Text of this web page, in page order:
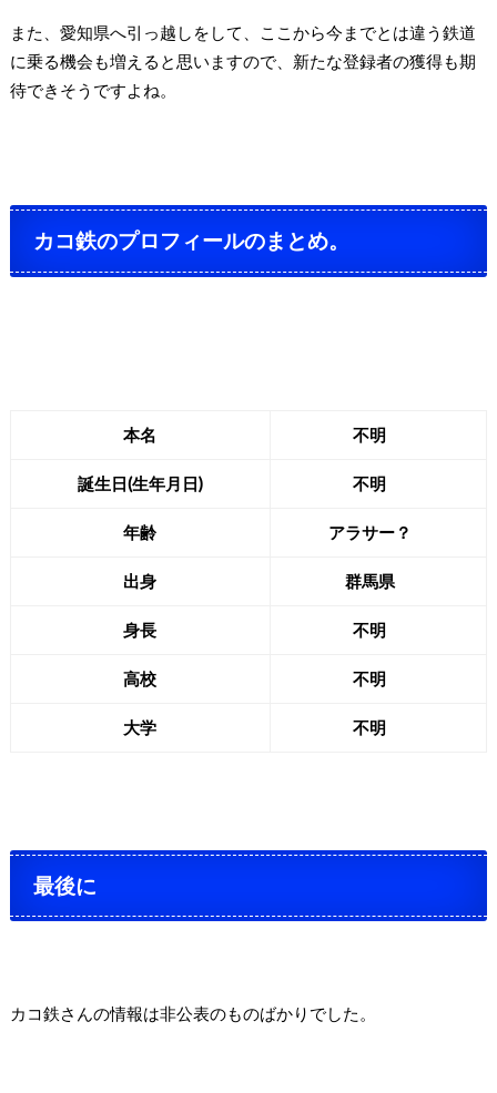
また、愛知県へ引っ越しをして、ここから今までとは違う鉄道
に乗る機会も増えると思いますので、新たな登録者の獲得も期
待できそうですよね。
カコ鉄のプロフィールのまとめ。
本名 不明
誕生日(生年月日) 不明
年齢 アラサー？
出身 群馬県
身長 不明
高校 不明
大学 不明
最後に
カコ鉄さんの情報は非公表のものばかりでした。